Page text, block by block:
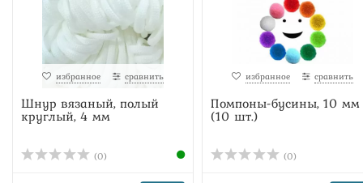
избранное сравнить
Шнур вязаный, полый
круглый, 4 мм
(0)
избранное сравнить
Помпоны-бусины, 10 мм
(10 шт.)
(0)